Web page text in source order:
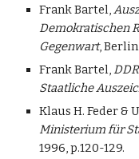
Frank Bartel,
Demokratischen
Gegenwart, Berlin
Frank Bartel,
Staatliche
Klaus H. Feder &
Ministerium für
1996, p.120-129.